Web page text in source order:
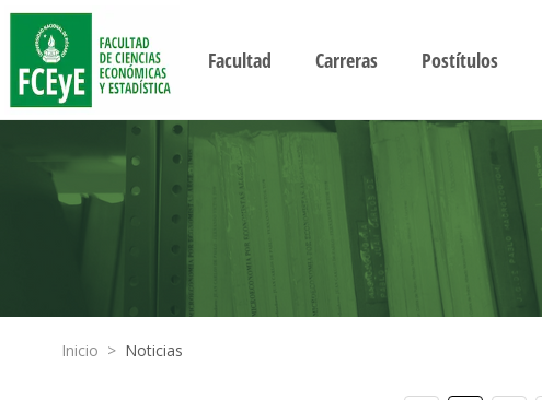
Facultad Carreras Postítulos
Inicio > Noticias